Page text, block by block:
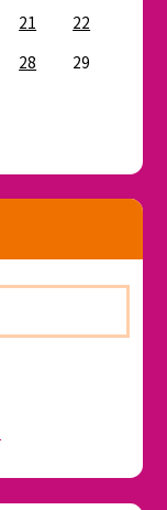
21
22
28
29